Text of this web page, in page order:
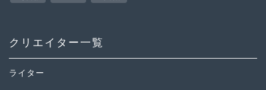
クリエイター一覧
ライター